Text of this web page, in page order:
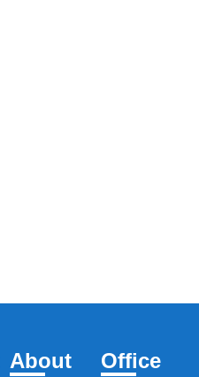
About Office